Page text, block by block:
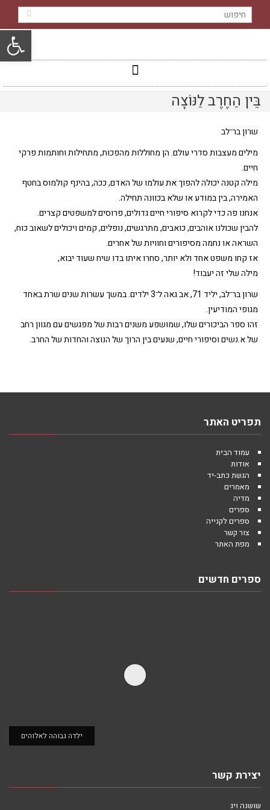
פתח
בֵּין הַחֶרֶב לַנּוֹצָה
שרון בר־לב
מילים מעצבות סדרי עולם. הן מחוללות מהפכות, מתחילות וחותמות פרקי
חיים.
מילה קטנה יכולה להפוך את עולמו של האדם, ככה, בהינף קולמוס בחטף
האמירה, בין במודע או שלא בכוונה תחילה.
אנחנו פה כדי לקרוא סיפורי חיים גדולים, פרוסים למשפטים קצרים.
להבין שכולנו אוהבים, כואבים, מתרגשים, נופלים, קמים ויכולים לשאוב כוח,
השראה או נחמה מסיפורים וחוויות של אחרים.
אז קחו משפט אחד ולא יותר, סחרו איתו בדו שיח שעוד יבוא,
מילה שלי זה יעבוד!
שרון בר־לב, יליד 71, אב גאה ל־3 ילדים. במשך עשרות שנים שרת באחד
מגופי המודיעין.
זהו ספר הביכורים שלו, שמושפע משנים רבות של מפגשים עם מגוון רחב
של א.נשים וסיפורי חיים, שנעים בין הרוך של הנוצה והחדות של החרב.
תפריט האתר
עמוד הבית
אודות
הגשת כתב-יד
מאמרים
מדיה
ספרים
ספרים לקנייה
צור קשר
מפת האתר
ספרים חדשים
ילדה גבוהה לאלוהים
יצירת קשר
שושנה ויג